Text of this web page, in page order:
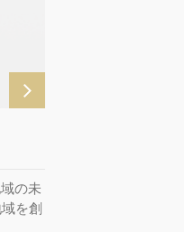
の未
を創